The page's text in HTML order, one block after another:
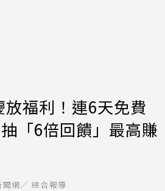
福利！連6天免費
「6倍回饋」最高賺
聞網／ 綜合報導